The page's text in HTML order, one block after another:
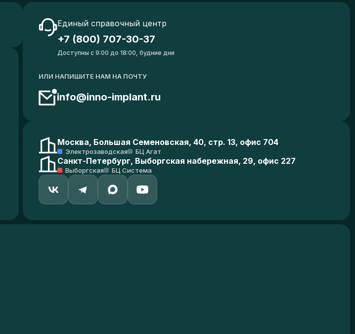
Единый справочный центр
+7 (800) 707-30-37
Доступны с 9:00 до 18:00, будние дни
ИЛИ НАПИШИТЕ НАМ НА ПОЧТУ
info@inno-implant.ru
Москва, Большая Семеновская, 40, стр. 13, офис 704
Электрозаводская БЦ Агат
Санкт-Петербург, Выборгская набережная, 29, офис 227
Выборгская БЦ Система